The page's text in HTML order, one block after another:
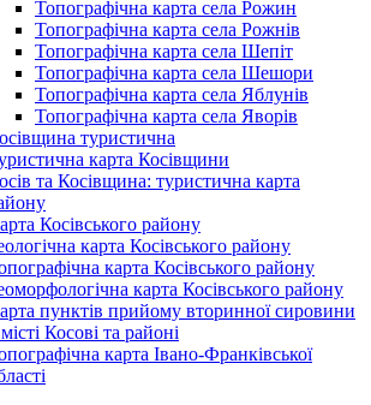
Топографічна карта села Рожин
Топографічна карта села Рожнів
Топографічна карта села Шепіт
Топографічна карта села Шешори
Топографічна карта села Яблунів
Топографічна карта села Яворів
туристична
карта Косівщини
та Косівщина: туристична карта
Косівського району
карта Косівського району
карта Косівського району
карта Косівського району
пунктів прийому вторинної сировини
Косові та районі
карта Івано-Франківської